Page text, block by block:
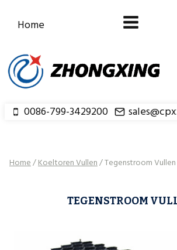
Home
0086-799-3429200
Home/Koeltoren Vullen/Tegenstroom Vullen
TEGENSTROOM